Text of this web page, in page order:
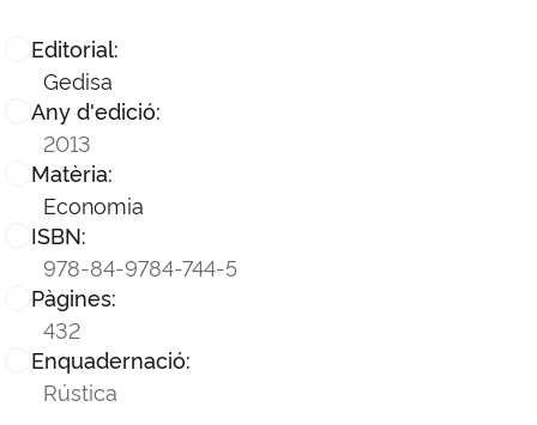
Editorial:
Gedisa
Any d'edició:
2013
Matèria:
Economia
ISBN:
978-84-9784-744-5
Pàgines:
432
Enquadernació:
Rústica